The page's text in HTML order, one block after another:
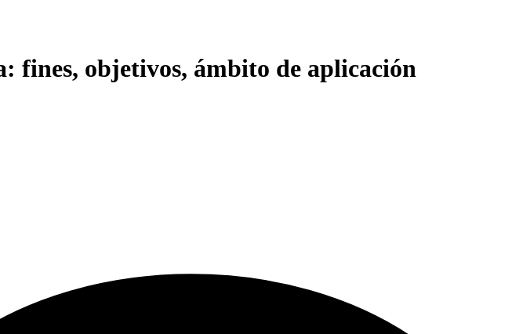
fines, objetivos, ámbito de aplicación